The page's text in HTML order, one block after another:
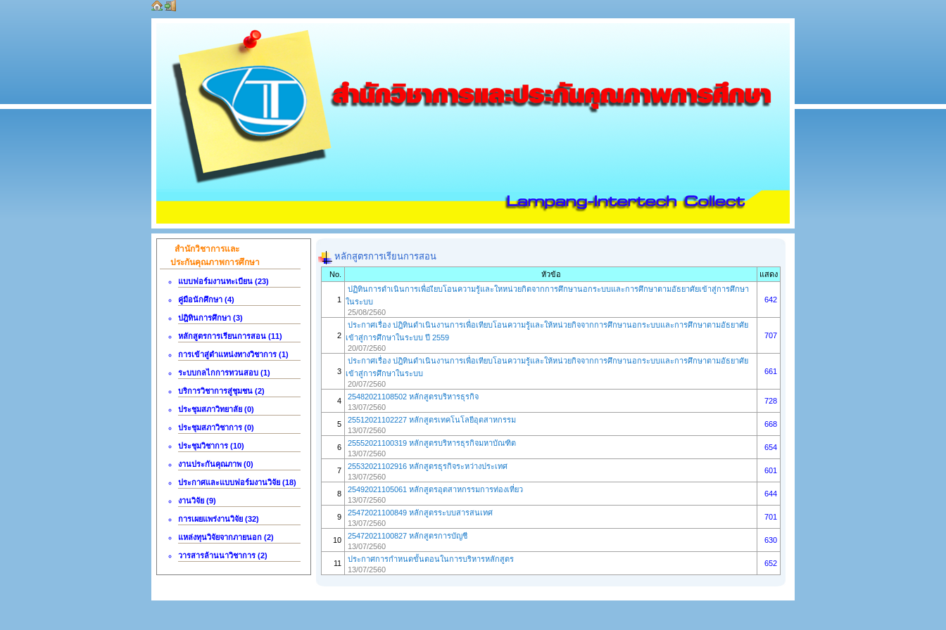
สำนักวิชาการและ
ประกันคุณภาพการศึกษา
แบบฟอร์มงานทะเบียน (23)
คู่มือนักศึกษา (4)
ปฎิทินการศึกษา (3)
หลักสูตรการเรียนการสอน (11)
การเข้าสู่ตำแหน่งทางวิชาการ (1)
ระบบกลไกการทวนสอบ (1)
บริการวิชาการสู่ชุมชน (2)
ประชุมสภาวิทยาลัย (0)
ประชุมสภาวิชาการ (0)
ประชุมวิชาการ (10)
งานประกันคุณภาพ (0)
ประกาศและแบบฟอร์มงานวิจัย (18)
งานวิจัย (9)
การเผยแพร่งานวิจัย (32)
แหล่งทุนวิจัยจากภายนอก (2)
วารสารล้านนาวิชาการ (2)
หลักสูตรการเรียนการสอน
No. หัวข้อ แสดง
1
ปฏิทินการดำเนินการเพื่อเียบโอนความรู้และใหหน่วยกิตจากการศึกษานอกระบบและการศึกษาตามอัธยาศัยเข้าสู่การศึกษา
ในระบบ
25/08/2560
642
2
ประกาศเรื่อง ปฎิทินดำเนินงานการเพื่อเทียบโอนความรู้และให้หน่วยกิจจากการศึกษานอกระบบและการศึกษาตามอัธยาศัย
เข้าสู่การศึกษาในระบบ ปี 2559
20/07/2560
707
3
ประกาศเรื่อง ปฎิทินดำเนินงานการเพื่อเทียบโอนความรู้และให้หน่วยกิจจากการศึกษานอกระบบและการศึกษาตามอัธยาศัย
เข้าสู่การศึกษาในระบบ
20/07/2560
661
4
25482021108502 หลักสูตรบริหารธุรกิจ
13/07/2560
728
5
25512021102227 หลักสูตรเทคโนโลยีอุตสาหกรรม
13/07/2560
668
6
25552021100319 หลักสูตรบริหารธุรกิจมหาบัณฑิต
13/07/2560
654
7
25532021102916 หลักสูตรธุรกิจระหว่างประเทศ
13/07/2560
601
8
25492021105061 หลักสูตรอุตสาหกรรมการท่องเที่ยว
13/07/2560
644
9
25472021100849 หลักสูตรระบบสารสนเทศ
13/07/2560
701
10
25472021100827 หลักสูตรการบัญชี
13/07/2560
630
11
ประกาศการกำหนดขั้นตอนในการบริหารหลักสูตร
13/07/2560
652